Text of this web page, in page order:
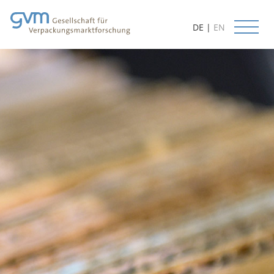
DE | EN
Start
Aktuelles
Prognosen
Kundenorientierung
Beratung
Lieferbare Studien
Projektbeispiele